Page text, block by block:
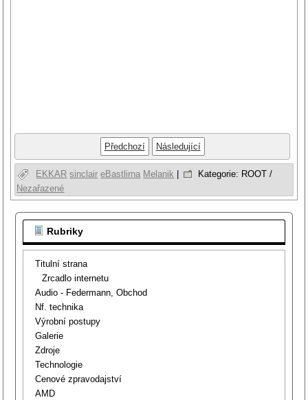
Předchozí Následující
EKKAR sinclair eBastlirna Melanik Kategorie: ROOT /
Nezařazené
Rubriky
Titulní strana
Zrcadlo internetu
Audio - Federmann, Obchod
Nf. technika
Výrobní postupy
Galerie
Zdroje
Technologie
Cenové zpravodajství
AMD